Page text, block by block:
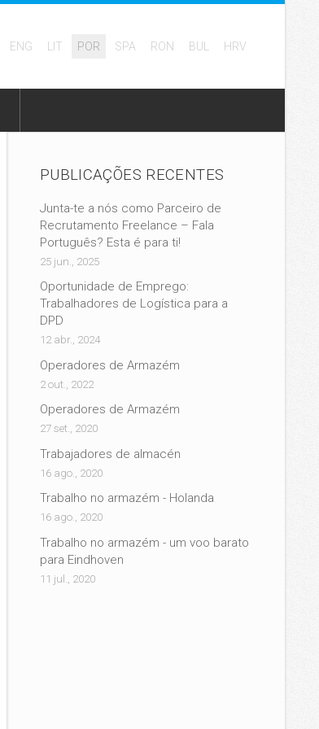
ENG LIT POR SPA RON BUL HRV
PUBLICAÇÕES RECENTES
Junta-te a nós como Parceiro de
Recrutamento Freelance – Fala
Português? Esta é para ti!
25 jun., 2025
Oportunidade de Emprego:
Trabalhadores de Logística para a
DPD
12 abr., 2024
Operadores de Armazém
2 out., 2022
Operadores de Armazém
27 set., 2020
Trabajadores de almacén
16 ago., 2020
Trabalho no armazém - Holanda
16 ago., 2020
Trabalho no armazém - um voo barato
para Eindhoven
11 jul., 2020